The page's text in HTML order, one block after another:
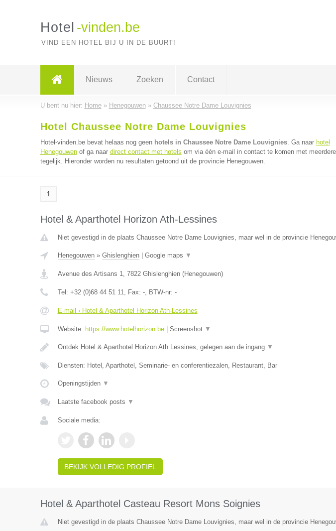
Hotel -vinden.be
VIND EEN HOTEL BIJ U IN DE BUURT!
Nieuws Zoeken Contact
U bent nu hier: Home» Henegouwen» Chaussee Notre Dame Louvignies
Hotel Chaussee Notre Dame Louvignies
Hotel-vinden.be bevat helaas nog geen hotels in Chaussee Notre Dame Louvignies. Ga naar hotel
Henegouwenof ga naar direct contact met hotels om via één e-mail in contact te komen met
tegelijk. Hieronder worden nu resultaten getoond uit de provincie Henegouwen.
1
Hotel & Aparthotel Horizon Ath-Lessines
Niet gevestigd in de plaats Chaussee Notre Dame Louvignies, maar wel in de provincie
Henegouwen» Ghislenghien| Google maps ▼
Avenue des Artisans 1, 7822 Ghislenghien(Henegouwen)
Tel: +32 (0)68 44 51 11, Fax: -, BTW-nr: -
E-mail › Hotel & Aparthotel Horizon Ath-Lessines
Website: https://www.hotelhorizon.be| Screenshot ▼
Ontdek Hotel & Aparthotel Horizon Ath Lessines, gelegen aan de ingang ▼
Diensten: Hotel, Aparthotel, Seminarie- en conferentiezalen, Restaurant, Bar
Openingstijden ▼
Laatste facebook posts ▼
Sociale media:
BEKIJK VOLLEDIG PROFIEL
Hotel & Aparthotel Casteau Resort Mons Soignies
Niet gevestigd in de plaats Chaussee Notre Dame Louvignies, maar wel in de provincie